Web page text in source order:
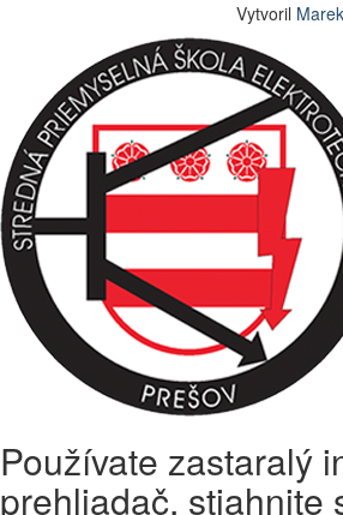
Vytvoril
Používate zastaralý
prehliadač, stiahnite